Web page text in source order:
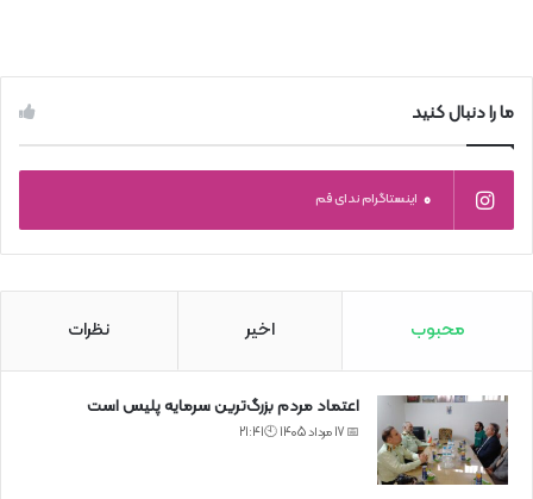
ما را دنبال کنید
0 اینستاگرام ندای قم
محبوب اخیر نظرات
اعتماد مردم بزرگ‌ترین سرمایه پلیس است
📅 17 مرداد 1405 🕙21:41